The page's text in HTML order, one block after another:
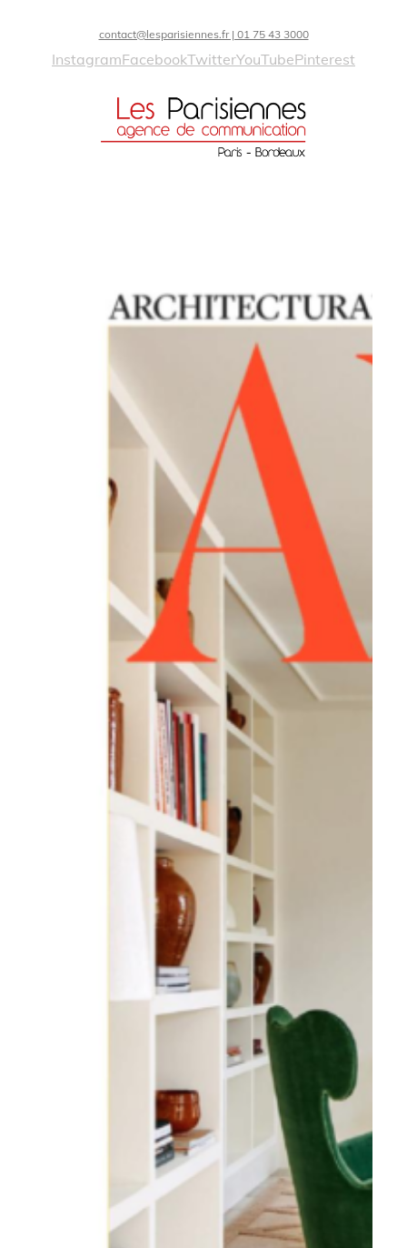
contact@lesparisiennes.fr | 01 75 43 3000
InstagramFacebookTwitterYouTubePinterest